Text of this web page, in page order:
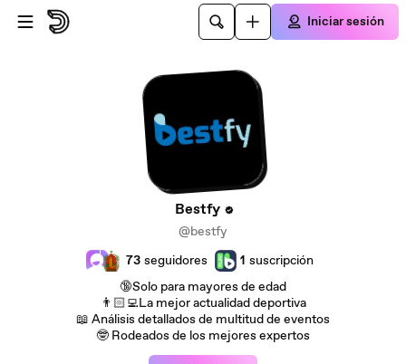
Saltar al contenido principal
Iniciar sesión
Bestfy
@bestfy
73 seguidores 1 suscripción
🔞Solo para mayores de edad
👨🏻‍💻La mejor actualidad deportiva
📖 Análisis detallados de multitud de eventos
🤓 Rodeados de los mejores expertos